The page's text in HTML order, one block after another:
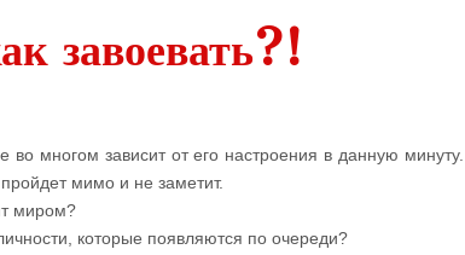
завоевать?!
многом зависит от его настроения в данную минуту.
мимо и не заметит.
миром?
которые появляются по очереди?